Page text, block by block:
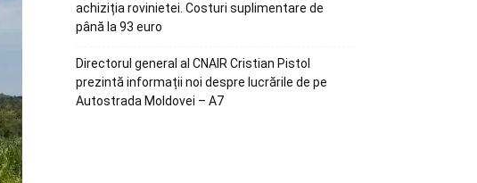
achiziția rovinietei. Costuri suplimentare de
până la 93 euro
Directorul general al CNAIR Cristian Pistol
prezintă informații noi despre lucrările de pe
Autostrada Moldovei – A7